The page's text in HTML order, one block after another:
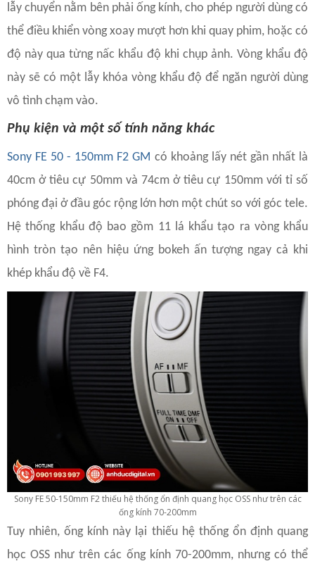
lẫy chuyển nằm bên phải ống kính, cho phép người dùng có
thể điều khiển vòng xoay mượt hơn khi quay phim, hoặc có
độ này qua từng nấc khẩu độ khi chụp ảnh. Vòng khẩu độ
này sẽ có một lẫy khóa vòng khẩu độ để ngăn người dùng
vô tình chạm vào.
Phụ kiện và một số tính năng khác
Sony FE 50 - 150mm F2 GM có khoảng lấy nét gần nhất là
40cm ở tiêu cự 50mm và 74cm ở tiêu cự 150mm với tỉ số
phóng đại ở đầu góc rộng lớn hơn một chút so với góc tele.
Hệ thống khẩu độ bao gồm 11 lá khẩu tạo ra vòng khẩu
hình tròn tạo nên hiệu ứng bokeh ấn tượng ngay cả khi
khép khẩu độ về F4.
Sony FE 50-150mm F2 thiếu hệ thống ổn định quang học OSS như trên các
ống kính 70-200mm
Tuy nhiên, ống kính này lại thiếu hệ thống ổn định quang
học OSS như trên các ống kính 70-200mm, nhưng có thể